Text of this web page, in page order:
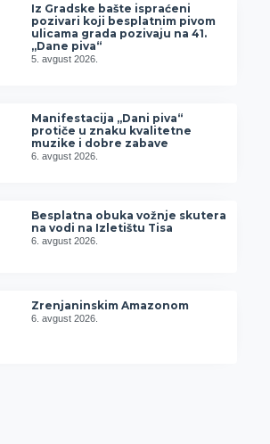
Iz Gradske bašte ispraćeni
pozivari koji besplatnim pivom
ulicama grada pozivaju na 41.
„Dane piva“
5. avgust 2026.
Manifestacija „Dani piva“
protiče u znaku kvalitetne
muzike i dobre zabave
6. avgust 2026.
Besplatna obuka vožnje skutera
na vodi na Izletištu Tisa
6. avgust 2026.
Zrenjaninskim Amazonom
6. avgust 2026.